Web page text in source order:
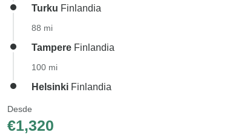
Turku Finlandia
88 mi
Tampere Finlandia
100 mi
Helsinki Finlandia
Desde
€1,320